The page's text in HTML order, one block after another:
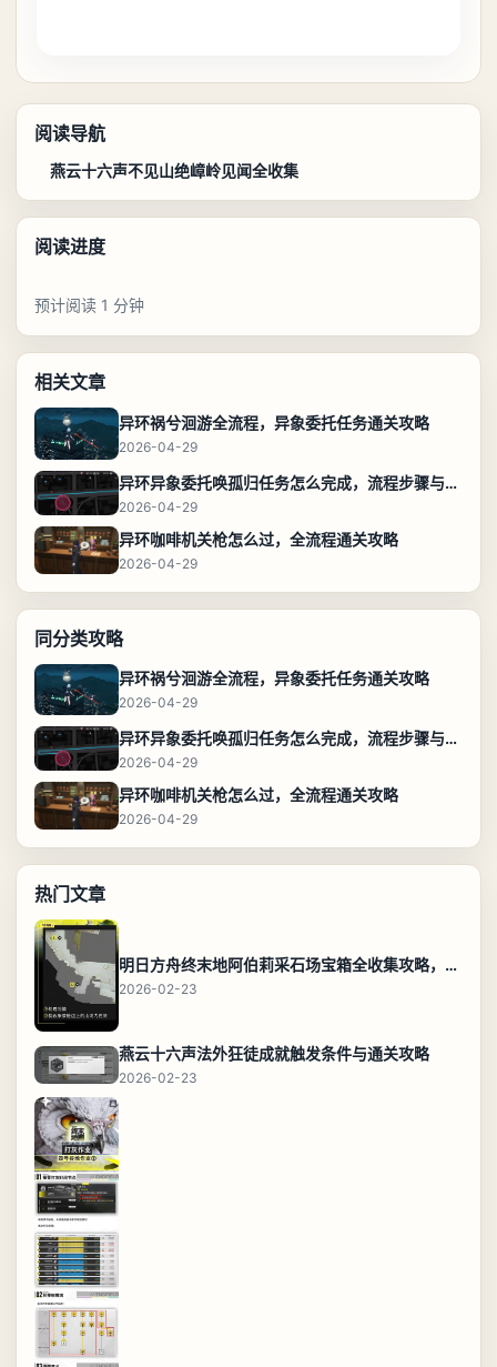
阅读导航
燕云十六声不见山绝嶂岭见闻全收集
阅读进度
预计阅读 1 分钟
相关文章
异环祸兮洄游全流程，异象委托任务通关攻略
2026-04-29
异环异象委托唤孤归任务怎么完成，流程步骤与位置攻略
2026-04-29
异环咖啡机关枪怎么过，全流程通关攻略
2026-04-29
同分类攻略
异环祸兮洄游全流程，异象委托任务通关攻略
2026-04-29
异环异象委托唤孤归任务怎么完成，流程步骤与位置攻略
2026-04-29
异环咖啡机关枪怎么过，全流程通关攻略
2026-04-29
热门文章
明日方舟终末地阿伯莉采石场宝箱全收集攻略，全点位分布图与路线
2026-02-23
燕云十六声法外狂徒成就触发条件与通关攻略
2026-02-23